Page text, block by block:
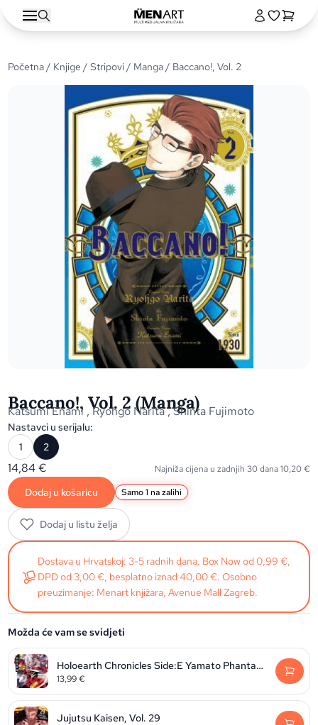
Početna/ Knjige /Stripovi/ Manga/ Baccano!, Vol. 2
Baccano!, Vol. 2 (Manga)
Katsumi Enami ,Ryohgo Narita,Shinta Fujimoto
Nastavci u serijalu:
1
2
14,84€ Najniža cijena u zadnjih 30 dana10,20€
Dodaj u košaricu Samo 1 na zalihi
Dodaj u listu želja
Dostava u Hrvatskoj: 3-5 radnih dana. Box Now od 0,99 €,
DPD od 3,00 €, besplatno iznad 40,00 €. Osobno
preuzimanje: Menart knjižara, Avenue Mall Zagreb.
Možda će vam se svidjeti
Holoearth Chronicles Side:E Yamato Phantasia, Volume 2
13,99€
Jujutsu Kaisen, Vol. 29